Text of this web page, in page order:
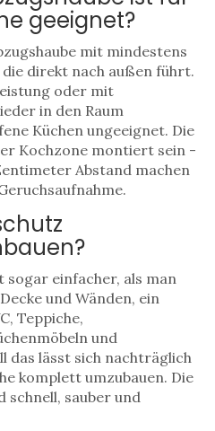
geeignet?
mit mindestens
direkt nach außen führt.
oder mit
in den Raum
Küchen ungeeignet. Die
Kochzone montiert sein -
Abstand machen
sogar einfacher, als man
und Wänden, ein
Teppiche,
und
das lässt sich nachträglich
komplett umzubauen. Die
schnell, sauber und